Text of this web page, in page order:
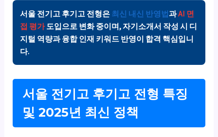
서울 전기고 후기고 전형은 최신 내신 반영법과AI 면
접 평가도입으로 변화 중이며, 자기소개서 작성 시 디
지털 역량과융합 인재 키워드 반영이 합격 핵심입니
다.
서울 전기고 후기고 전형 특징
및 2025년 최신 정책